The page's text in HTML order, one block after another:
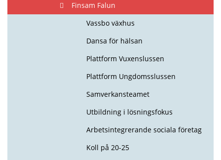
Finsam Falun
Vassbo växhus
Dansa för hälsan
Plattform Vuxenslussen
Plattform Ungdomsslussen
Samverkansteamet
Utbildning i lösningsfokus
Arbetsintegrerande sociala företag
Koll på 20-25